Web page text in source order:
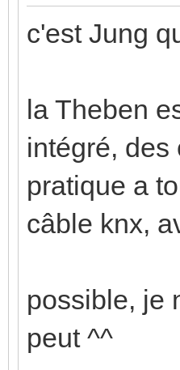
c'est Jung
la Theben
intégré,
pratique a
câble knx,
possible, je
peut ^^